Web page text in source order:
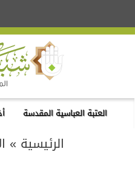
العتبة العباسية المقدسة
الرئيسية »